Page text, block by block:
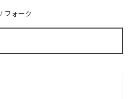
/ フォーク